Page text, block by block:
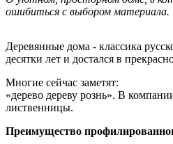
ошибиться с выбором материала.
Деревянные дома - классика
десятки лет и достался в
Многие сейчас заметят:
«дерево дереву рознь». В
лиственницы.
Преимущество